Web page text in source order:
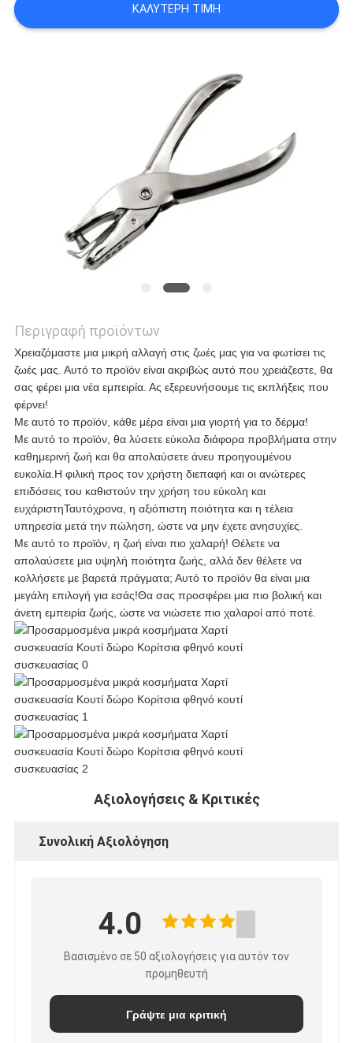
ΜΑΖΊ
ΖΗΤΉΣΤΕ
SITEMAP
ΠΟΛΙΤΙΚΉ
ΑΠΟΡΡΉΤΟΥ
ΚΑΛΎΤΕΡΗ ΤΙΜΉ
Περιγραφή προϊόντων
Χρειαζόμαστε μια μικρή αλλαγή στις ζωές μας για να φωτίσει τις
ζωές μας. Αυτό το προϊόν είναι ακριβώς αυτό που χρειάζεστε, θα
σας φέρει μια νέα εμπειρία. Ας εξερευνήσουμε τις εκπλήξεις που
φέρνει!
Με αυτό το προϊόν, κάθε μέρα είναι μια γιορτή για το δέρμα!
Με αυτό το προϊόν, θα λύσετε εύκολα διάφορα προβλήματα στην
καθημερινή ζωή και θα απολαύσετε άνευ προηγουμένου
ευκολία.Η φιλική προς τον χρήστη διεπαφή και οι ανώτερες
επιδόσεις του καθιστούν την χρήση του εύκολη και
ευχάριστηΤαυτόχρονα, η αξιόπιστη ποιότητα και η τέλεια
υπηρεσία μετά την πώληση, ώστε να μην έχετε ανησυχίες.
Με αυτό το προϊόν, η ζωή είναι πιο χαλαρή! Θέλετε να
απολαύσετε μια υψηλή ποιότητα ζωής, αλλά δεν θέλετε να
κολλήσετε με βαρετά πράγματα; Αυτό το προϊόν θα είναι μια
μεγάλη επιλογή για εσάς!Θα σας προσφέρει μια πιο βολική και
άνετη εμπειρία ζωής, ώστε να νιώσετε πιο χαλαροί από ποτέ.
Αξιολογήσεις & Κριτικές
Συνολική Αξιολόγηση
4.0
Βασισμένο σε 50 αξιολογήσεις για αυτόν τον
προμηθευτή
Γράψτε μια κριτική